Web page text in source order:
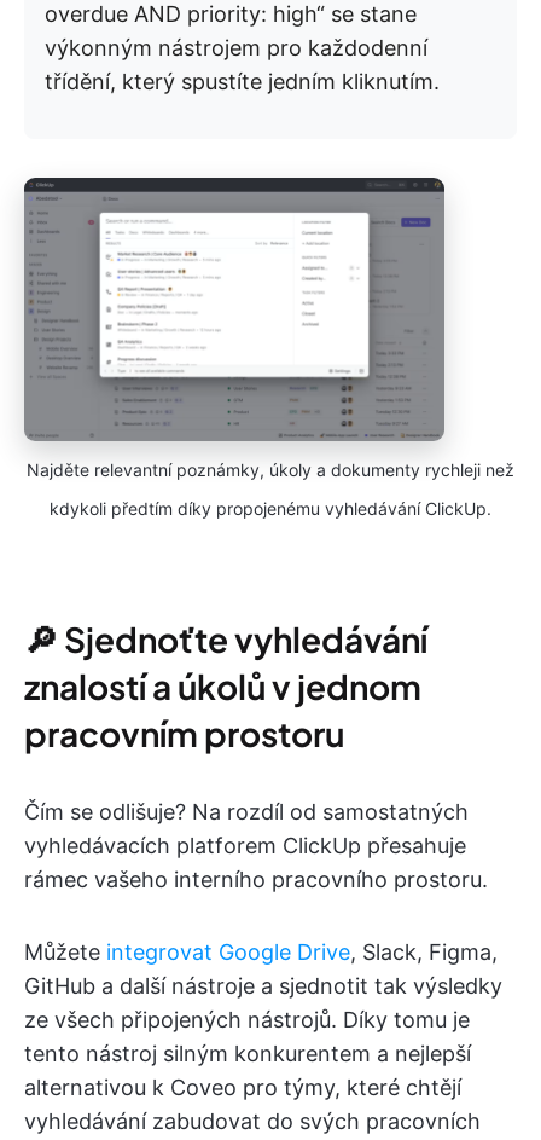
overdue AND priority: high“ se stane
výkonným nástrojem pro každodenní
třídění, který spustíte jedním kliknutím.
Najděte relevantní poznámky, úkoly a dokumenty rychleji než
kdykoli předtím díky propojenému vyhledávání ClickUp.
🔎 Sjednoťte vyhledávání
znalostí a úkolů v jednom
pracovním prostoru
Čím se odlišuje? Na rozdíl od samostatných
vyhledávacích platforem ClickUp přesahuje
rámec vašeho interního pracovního prostoru.
Můžete integrovat Google Drive, Slack, Figma,
GitHub a další nástroje a sjednotit tak výsledky
ze všech připojených nástrojů. Díky tomu je
tento nástroj silným konkurentem a nejlepší
alternativou k Coveo pro týmy, které chtějí
vyhledávání zabudovat do svých pracovních